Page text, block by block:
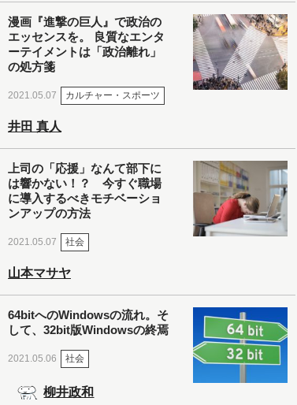
漫画『進撃の巨人』で政治の
エッセンスを。 良質なエンタ
ーテイメントは「政治離れ」
の処方箋
2021.05.07 カルチャー・スポーツ
井田 真人
上司の「応援」なんて部下に
は響かない！？ 今すぐ職場
に導入するべきモチベーショ
ンアップの方法
2021.05.07 社会
山本マサヤ
64bitへのWindowsの流れ。そ
して、32bit版Windowsの終焉
2021.05.06 社会
柳井政和